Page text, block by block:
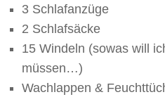
3 Schlafanzüge
2 Schlafsäcke
15 Windeln (sowas will
müssen…)
Wachlappen &